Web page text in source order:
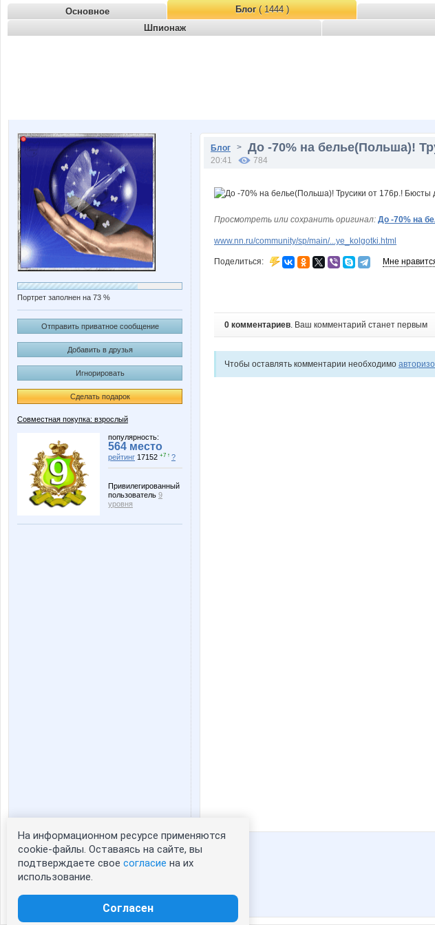
Основное Блог( 1444 )
Шпионаж
Портрет заполнен на 73 %
Отправить приватное сообщение
Добавить в друзья
Игнорировать
Сделать подарок
Совместная покупка: взрослый
популярность:
564 место
рейтинг 17152 +7 ↑ ?
Привилегированный
пользователь 9
уровня
Статистика портрета:
сейчас просматривают портрет - 0
зарегистрированные пользователи
Блог > До -70% на белье(Польша)!
20:41
784
Просмотреть или сохранить оригинал: До -70% на
www.nn.ru/community/sp/main/...ye_kolgotki.html
Поделиться: Мне
0 комментариев. Ваш комментарий станет первым
Чтобы оставлять комментарии необходимо
На информационном ресурсе применяются
cookie-файлы. Оставаясь на сайте, вы
подтверждаете свое согласие на их
использование.
Согласен